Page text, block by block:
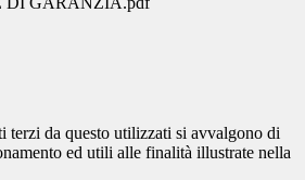
terzi da questo utilizzati si avvalgono di
ed utili alle finalità illustrate nella